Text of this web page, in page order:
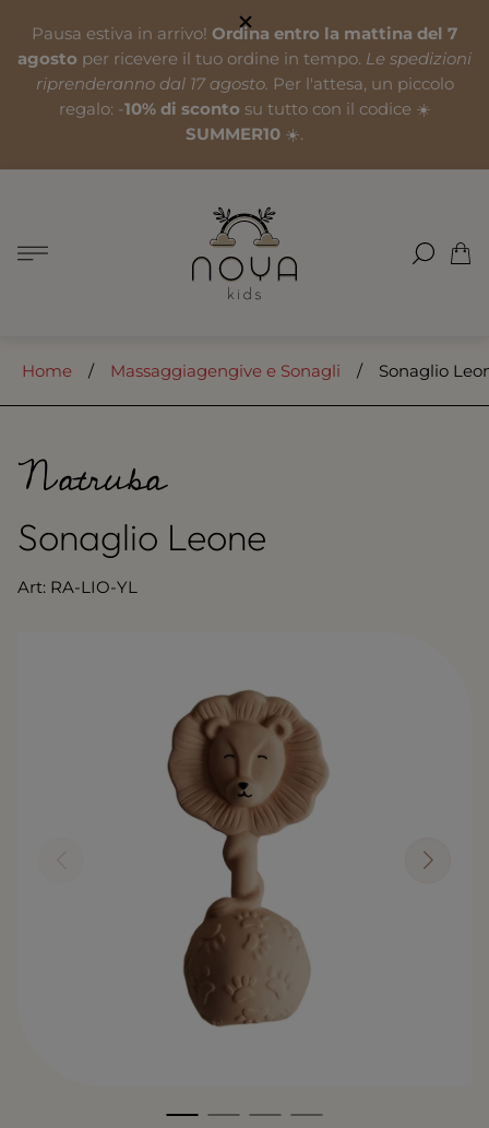
Pausa estiva in arrivo! Ordina entro la mattina del 7
agosto per ricevere il tuo ordine in tempo. Le spedizioni
riprenderanno dal 17 agosto. Per l'attesa, un piccolo
regalo: -10% di sconto su tutto con il codice ☀️
SUMMER10 ☀️.
del
negozio"
Home / Massaggiagengive e Sonagli / Sonaglio
Natruba
Sonaglio Leone
Art: RA-LIO-YL